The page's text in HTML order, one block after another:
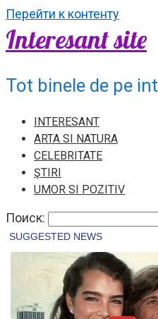
Перейти к контенту
Interesant site
Tot binele de pe
INTERESANT
ARTA SI NATURA
CELEBRITATE
ŞTIRI
UMOR SI POZITIV
Поиск: